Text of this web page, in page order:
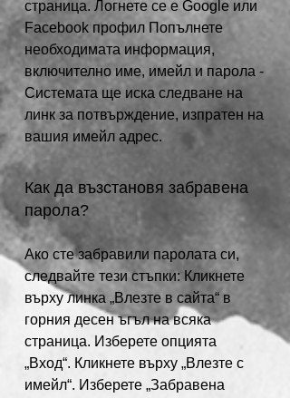
страница. Логнете се е Google или
Facebook профил Попълнете
необходимата информация,
включително име, имейл и парола -
Системата ще иска следване на
линк за потвърждение, изпратен на
вашия имейл адрес.
Как да възстановя забравена
парола?
Ако сте забравили паролата си,
следвайте тези стъпки: Кликнете
върху линка „Влезте в сайта“ в
горния десен ъгъл на всяка
страница. Изберете опцията
„Вход“. Кликнете върху „Влезте с
имейл“. Изберете „Забравена